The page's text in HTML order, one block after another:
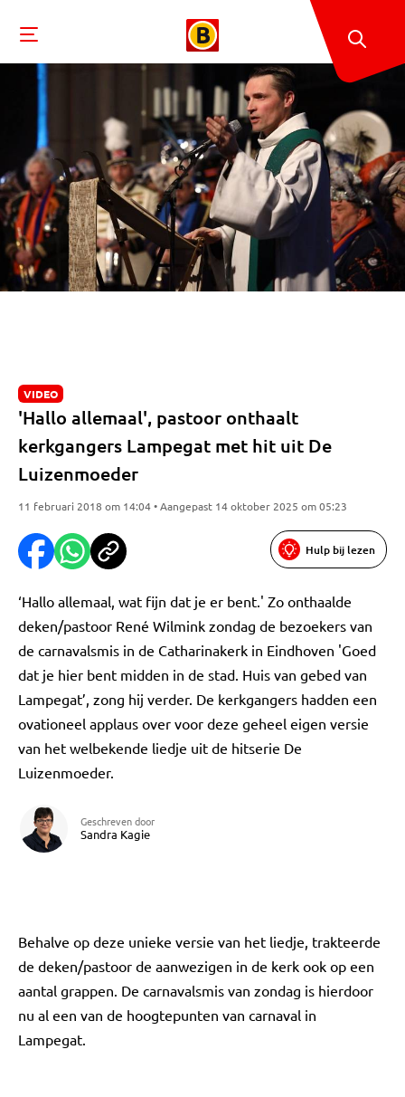
VIDEO
'Hallo allemaal', pastoor onthaalt
kerkgangers Lampegat met hit uit De
Luizenmoeder
11 februari 2018 om 14:04 • Aangepast 14 oktober 2025 om 05:23
Hulp bij lezen
‘Hallo allemaal, wat fijn dat je er bent.' Zo onthaalde
deken/pastoor René Wilmink zondag de bezoekers van
de carnavalsmis in de Catharinakerk in Eindhoven 'Goed
dat je hier bent midden in de stad. Huis van gebed van
Lampegat’, zong hij verder. De kerkgangers hadden een
ovationeel applaus over voor deze geheel eigen versie
van het welbekende liedje uit de hitserie De
Luizenmoeder.
Geschreven door
Sandra Kagie
Behalve op deze unieke versie van het liedje, trakteerde
de deken/pastoor de aanwezigen in de kerk ook op een
aantal grappen. De carnavalsmis van zondag is hierdoor
nu al een van de hoogtepunten van carnaval in
Lampegat.